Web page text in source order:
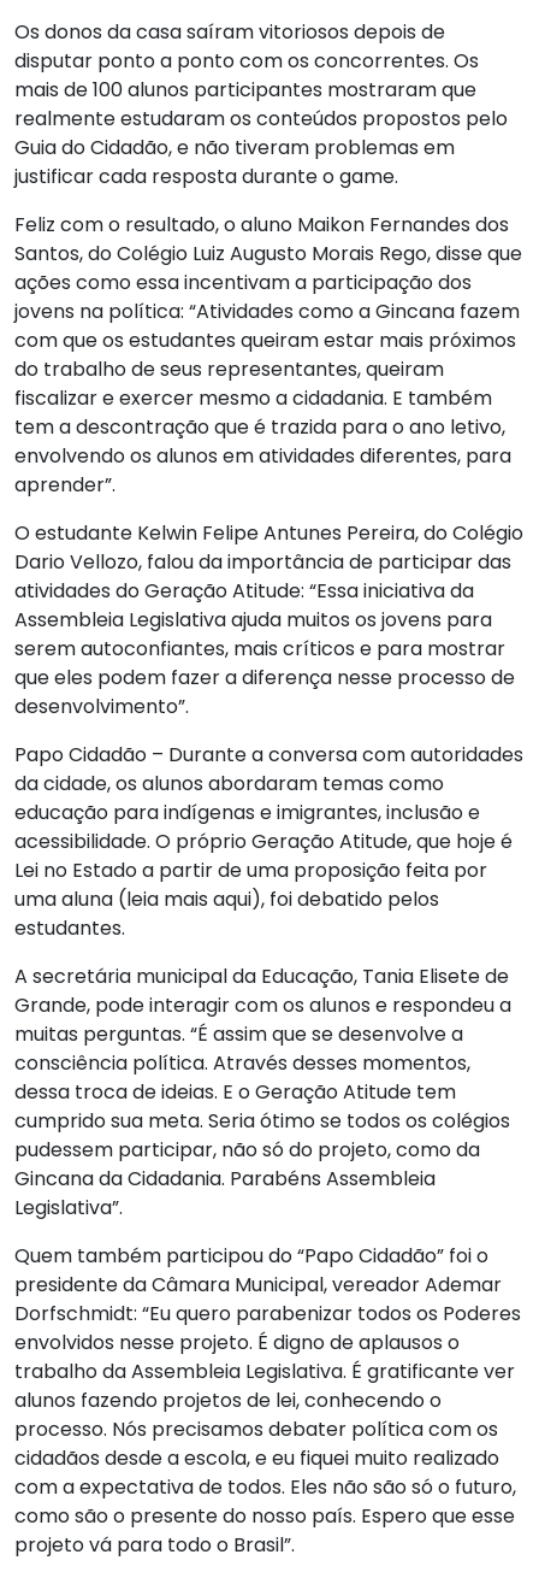
Os donos da casa saíram vitoriosos depois de
disputar ponto a ponto com os concorrentes. Os
mais de 100 alunos participantes mostraram que
realmente estudaram os conteúdos propostos pelo
Guia do Cidadão, e não tiveram problemas em
justificar cada resposta durante o game.
Feliz com o resultado, o aluno Maikon Fernandes dos
Santos, do Colégio Luiz Augusto Morais Rego, disse que
ações como essa incentivam a participação dos
jovens na política: “Atividades como a Gincana fazem
com que os estudantes queiram estar mais próximos
do trabalho de seus representantes, queiram
fiscalizar e exercer mesmo a cidadania. E também
tem a descontração que é trazida para o ano letivo,
envolvendo os alunos em atividades diferentes, para
aprender”.
O estudante Kelwin Felipe Antunes Pereira, do Colégio
Dario Vellozo, falou da importância de participar das
atividades do Geração Atitude: “Essa iniciativa da
Assembleia Legislativa ajuda muitos os jovens para
serem autoconfiantes, mais críticos e para mostrar
que eles podem fazer a diferença nesse processo de
desenvolvimento”.
Papo Cidadão – Durante a conversa com autoridades
da cidade, os alunos abordaram temas como
educação para indígenas e imigrantes, inclusão e
acessibilidade. O próprio Geração Atitude, que hoje é
Lei no Estado a partir de uma proposição feita por
uma aluna (leia mais aqui), foi debatido pelos
estudantes.
A secretária municipal da Educação, Tania Elisete de
Grande, pode interagir com os alunos e respondeu a
muitas perguntas. “É assim que se desenvolve a
consciência política. Através desses momentos,
dessa troca de ideias. E o Geração Atitude tem
cumprido sua meta. Seria ótimo se todos os colégios
pudessem participar, não só do projeto, como da
Gincana da Cidadania. Parabéns Assembleia
Legislativa”.
Quem também participou do “Papo Cidadão” foi o
presidente da Câmara Municipal, vereador Ademar
Dorfschmidt: “Eu quero parabenizar todos os Poderes
envolvidos nesse projeto. É digno de aplausos o
trabalho da Assembleia Legislativa. É gratificante ver
alunos fazendo projetos de lei, conhecendo o
processo. Nós precisamos debater política com os
cidadãos desde a escola, e eu fiquei muito realizado
com a expectativa de todos. Eles não são só o futuro,
como são o presente do nosso país. Espero que esse
projeto vá para todo o Brasil”.